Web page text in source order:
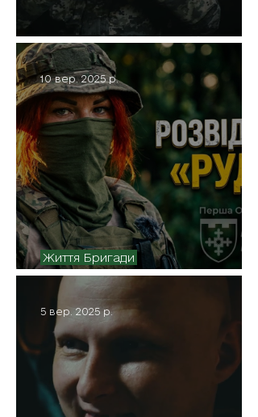
Герої серед нас: Монах
Герої серед нас: РУДА
Життя Бригади
10 вер. 2025 р.
5 вер. 2025 р.